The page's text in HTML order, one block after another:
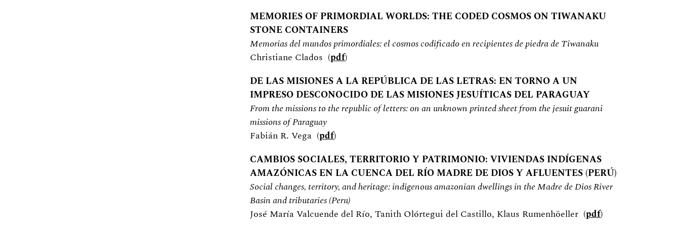
MEMORIES OF PRIMORDIAL WORLDS: THE CODED COSMOS ON TIWANAKU
STONE CONTAINERS
Memorias del mundos primordiales: el cosmos codificado en recipientes de piedra de Tiwanaku
Christiane Clados (pdf)
DE LAS MISIONES A LA REPÚBLICA DE LAS LETRAS: EN TORNO A UN
IMPRESO DESCONOCIDO DE LAS MISIONES JESUÍTICAS DEL PARAGUAY
From the missions to the republic of letters: on an unknown printed sheet from the jesuit guarani
missions of Paraguay
Fabián R. Vega (pdf)
CAMBIOS SOCIALES, TERRITORIO Y PATRIMONIO: VIVIENDAS INDÍGENAS
AMAZÓNICAS EN LA CUENCA DEL RÍO MADRE DE DIOS Y AFLUENTES (PERÚ)
Social changes, territory, and heritage: indigenous amazonian dwellings in the Madre de Dios River
Basin and tributaries (Peru)
José María Valcuende del Río, Tanith Olórtegui del Castillo, Klaus Rumenhöeller (pdf)